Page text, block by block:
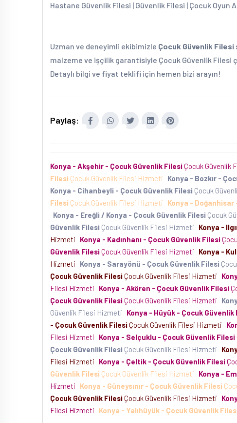
Hastane Güvenlik Filesi | Güvenlik Filesi | Çocuk Oyun
Uzman ve deneyimli ekibimizle Çocuk Güvenlik Filesi
malzeme ve işçilik garantisiyle Çocuk Güvenlik
Detaylı bilgi ve fiyat teklifi için hemen bizi arayın!
Paylaş:
Konya - Akşehir - Çocuk Güvenlik FilesiÇocuk Güvenlik
Filesi Çocuk Güvenlik Filesi Hizmeti Konya - Bozkır -
Konya - Cihanbeyli - Çocuk Güvenlik Filesi Çocuk
Filesi Çocuk Güvenlik Filesi Hizmeti Konya - Doğanhisar
Konya - Ereğli / Konya - Çocuk Güvenlik Filesi Çocuk
Güvenlik Filesi Çocuk Güvenlik Filesi Hizmeti Konya -
Hizmeti
Konya - Kadınhanı - Çocuk Güvenlik Filesi
Güvenlik FilesiÇocuk Güvenlik Filesi Hizmeti Konya -
Hizmeti
Konya - Sarayönü - Çocuk Güvenlik Filesi
Çocuk Güvenlik FilesiÇocuk Güvenlik Filesi Hizmeti
Filesi Hizmeti
Konya - Akören - Çocuk Güvenlik Filesi
Çocuk Güvenlik FilesiÇocuk Güvenlik Filesi Hizmeti
Güvenlik Filesi Hizmeti
Konya - Hüyük - Çocuk Güvenlik
- Çocuk Güvenlik FilesiÇocuk Güvenlik Filesi Hizmeti
Filesi Hizmeti
Konya - Selçuklu - Çocuk Güvenlik Filesi
Çocuk Güvenlik Filesi Çocuk Güvenlik Filesi Hizmeti
Filesi Hizmeti
Konya - Çeltik - Çocuk Güvenlik Filesi
Güvenlik Filesi Çocuk Güvenlik Filesi Hizmeti Konya -
Hizmeti
Konya - Güneysınır - Çocuk Güvenlik Filesi
Çocuk Güvenlik FilesiÇocuk Güvenlik Filesi Hizmeti
Filesi Hizmeti
Konya - Yalıhüyük - Çocuk Güvenlik